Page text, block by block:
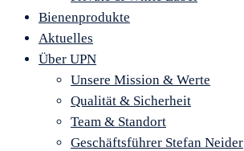
Bienenprodukte
Aktuelles
Über UPN
Unsere Mission & Werte
Qualität & Sicherheit
Team & Standort
Geschäftsführer Stefan Neider